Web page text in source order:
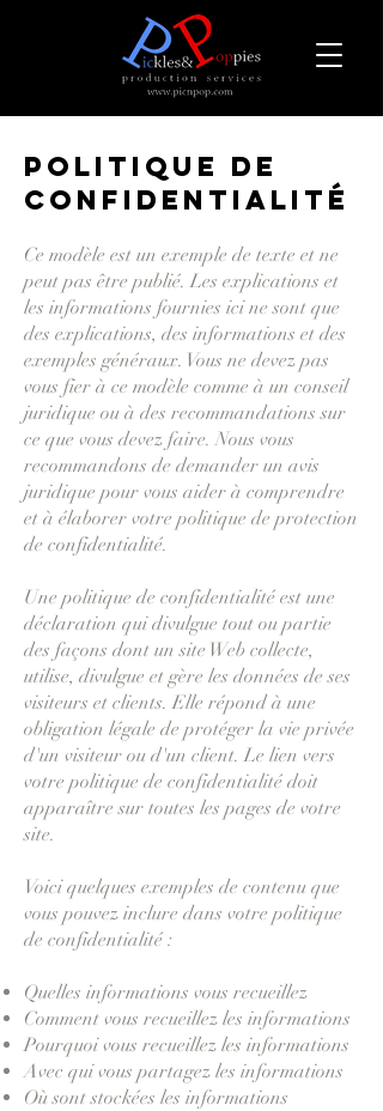
POLITIQUE DE
CONFIDENTIALITÉ
Ce modèle est un exemple de texte et ne
peut pas être publié. Les explications et
les informations fournies ici ne sont que
des explications, des informations et des
exemples généraux. Vous ne devez pas
vous fier à ce modèle comme à un conseil
juridique ou à des recommandations sur
ce que vous devez faire. Nous vous
recommandons de demander un avis
juridique pour vous aider à comprendre
et à élaborer votre politique de protection
de confidentialité.
Une politique de confidentialité est une
déclaration qui divulgue tout ou partie
des façons dont un site Web collecte,
utilise, divulgue et gère les données de ses
visiteurs et clients. Elle répond à une
obligation légale de protéger la vie privée
d'un visiteur ou d'un client. Le lien vers
votre politique de confidentialité doit
apparaître sur toutes les pages de votre
site.
Voici quelques exemples de contenu que
vous pouvez inclure dans votre politique
de confidentialité :
Quelles informations vous recueillez
Comment vous recueillez les informations
Pourquoi vous recueillez les informations
Avec qui vous partagez les informations
Où sont stockées les informations